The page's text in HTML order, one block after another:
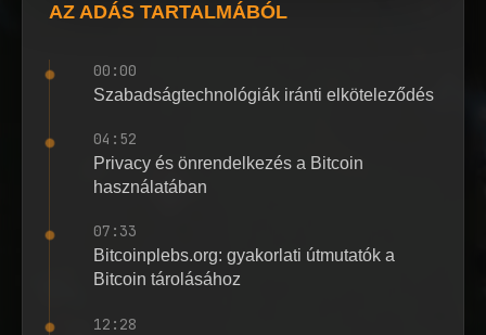
AZ ADÁS TARTALMÁBÓL
00:00
Szabadságtechnológiák iránti elköteleződés
04:52
Privacy és önrendelkezés a Bitcoin
használatában
07:33
Bitcoinplebs.org: gyakorlati útmutatók a
Bitcoin tárolásához
12:28